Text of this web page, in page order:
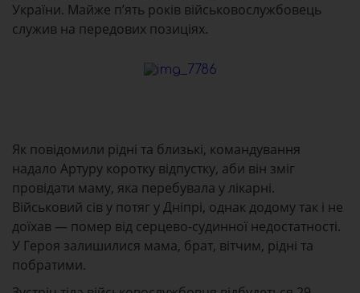
України. Майже п’ять років військовослужбовець
служив на передових позиціях.
Як повідомили рідні та близькі, командування
надало Артуру коротку відпустку, аби він зміг
провідати маму, яка перебувала у лікарні.
Військовий сів у потяг у Дніпрі, однак додому так і не
доїхав — помер від серцево-судинної недостатності.
У Героя залишилися мама, брат, вітчим, рідні та
побратими.